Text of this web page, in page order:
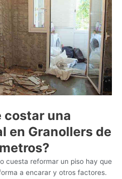
costar una
en Granollers de
cuesta reformar un piso hay que
a encarar y otros factores.